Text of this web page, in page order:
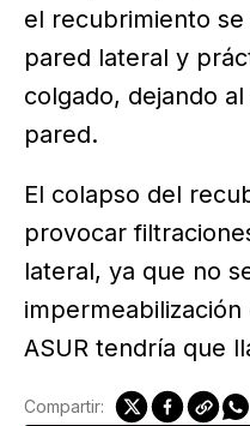
el recubrimiento
pared lateral y
colgado, dejando
pared.
El colapso del
provocar
lateral, ya que no
ASUR tendría que
Compartir: